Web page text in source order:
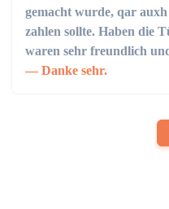
gemacht wurde, qar
zahlen sollte. Haben die
waren sehr freundlich
Danke sehr.